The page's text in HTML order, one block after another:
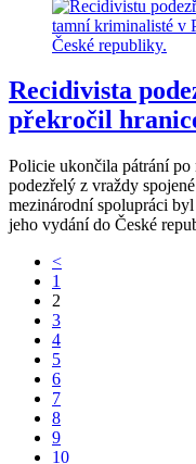
Recidivista
překročil
Policie ukončila pátrání
podezřelý z vraždy
mezinárodní spolupráci
jeho vydání do České
<
1
2
3
4
5
6
7
8
9
10